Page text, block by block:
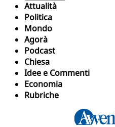
Attualità
Politica
Mondo
Agorà
Podcast
Chiesa
Idee e Commenti
Economia
Rubriche